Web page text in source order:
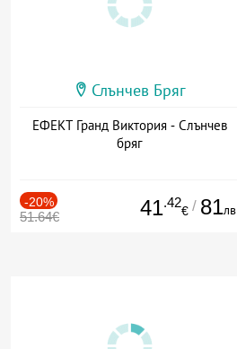
Слънчев Бряг
ЕФЕКТ Гранд Виктория - Слънчев
бряг
-20%
51.64€ 41.42
€ / 81лв.